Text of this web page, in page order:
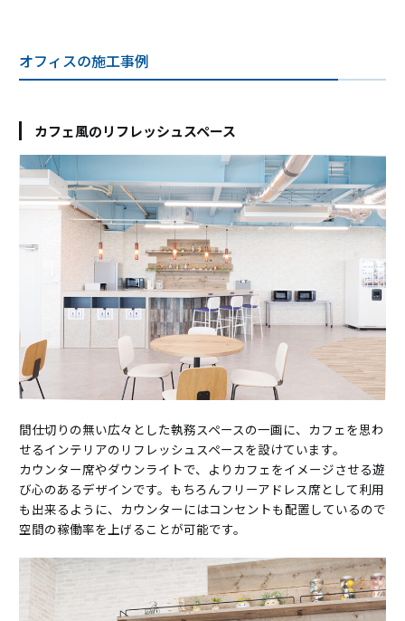
オフィスの施工事例
カフェ風のリフレッシュスペース
間仕切りの無い広々とした執務スペースの一画に、カフェを思わ
せるインテリアのリフレッシュスペースを設けています。
カウンター席やダウンライトで、よりカフェをイメージさせる遊
び心のあるデザインです。もちろんフリーアドレス席として利用
も出来るように、カウンターにはコンセントも配置しているので
空間の稼働率を上げることが可能です。